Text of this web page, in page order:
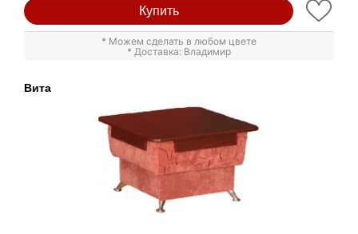
Купить
* Можем сделать в любом цвете
* Доставка: Владимир
Вита